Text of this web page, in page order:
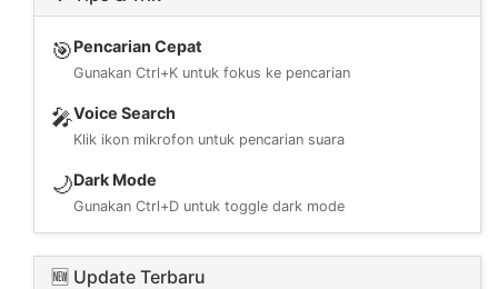
🎯Pencarian Cepat
Gunakan Ctrl+K untuk fokus ke pencarian
🎤Voice Search
Klik ikon mikrofon untuk pencarian suara
🌙Dark Mode
Gunakan Ctrl+D untuk toggle dark mode
🆕 Update Terbaru